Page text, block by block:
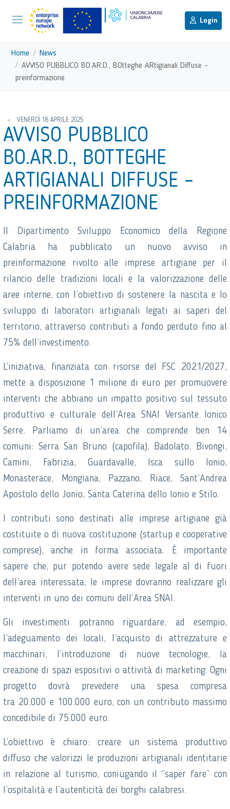
Vai ai contenuti
Login
torna al menu di scelta rapida
Menu di navigazione principale
Home
News
AVVISO PUBBLICO BO.AR.D., BOtteghe ARtigianali Diffuse –
preinformazione
VENERDÌ 18 APRILE 2025
AVVISO PUBBLICO
BO.AR.D., BOTTEGHE
ARTIGIANALI DIFFUSE –
PREINFORMAZIONE
Il Dipartimento Sviluppo Economico della Regione
Calabria ha pubblicato un nuovo avviso in
preinformazione rivolto alle imprese artigiane per il
rilancio delle tradizioni locali e la valorizzazione delle
aree interne, con l’obiettivo di sostenere la nascita e lo
sviluppo di laboratori artigianali legati ai saperi del
territorio, attraverso contributi a fondo perduto fino al
75% dell’investimento.
L’iniziativa, finanziata con risorse del FSC 2021/2027,
mette a disposizione 1 milione di euro per promuovere
interventi che abbiano un impatto positivo sul tessuto
produttivo e culturale dell’Area SNAI Versante Ionico
Serre. Parliamo di un’area che comprende ben 14
comuni: Serra San Bruno (capofila), Badolato, Bivongi,
Camini, Fabrizia, Guardavalle, Isca sullo Ionio,
Monasterace, Mongiana, Pazzano, Riace, Sant’Andrea
Apostolo dello Jonio, Santa Caterina dello Ionio e Stilo.
I contributi sono destinati alle imprese artigiane già
costituite o di nuova costituzione (startup e cooperative
comprese), anche in forma associata. È importante
sapere che, pur potendo avere sede legale al di fuori
dell’area interessata, le imprese dovranno realizzare gli
interventi in uno dei comuni dell’Area SNAI.
Gli investimenti potranno riguardare, ad esempio,
l’adeguamento dei locali, l’acquisto di attrezzature e
macchinari, l’introduzione di nuove tecnologie, la
creazione di spazi espositivi o attività di marketing. Ogni
progetto dovrà prevedere una spesa compresa
tra 20.000 e 100.000 euro, con un contributo massimo
concedibile di 75.000 euro.
L’obiettivo è chiaro: creare un sistema produttivo
diffuso che valorizzi le produzioni artigianali identitarie
in relazione al turismo, coniugando il “saper fare” con
l’ospitalità e l’autenticità dei borghi calabresi.